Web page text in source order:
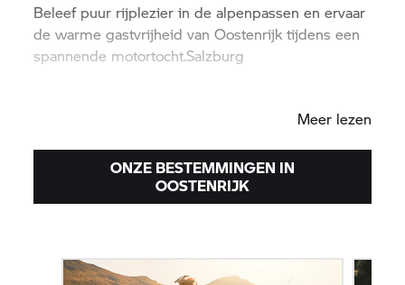
Beleef puur rijplezier in de alpenpassen en ervaar
de warme gastvrijheid van Oostenrijk tijdens een
spannende motortocht.Salzburg
Meer lezen
ONZE BESTEMMINGEN IN
OOSTENRIJK